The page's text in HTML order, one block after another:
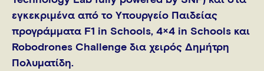
εγκεκριμένα από το Υπουργείο Παιδείας
προγράμματα F1 in Schools, 4×4 in Schools και
Robodrones Challenge δια χειρός Δημήτρη
Πολυματίδη.